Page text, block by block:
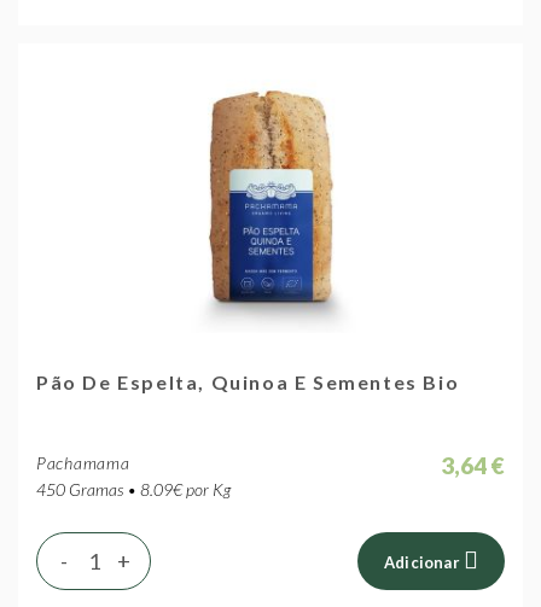
Pão De Espelta, Quinoa E Sementes Bio
Pachamama
450 Gramas • 8.09€ por Kg
3,64 €
+
- Adicionar